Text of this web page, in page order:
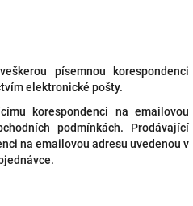
písemnou korespondenci
elektronické pošty.
korespondenci na emailovou
podmínkách. Prodávající
na emailovou adresu uvedenou v